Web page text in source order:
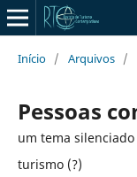
Início / Arquivos /
Pessoas
um tema
turismo (?)